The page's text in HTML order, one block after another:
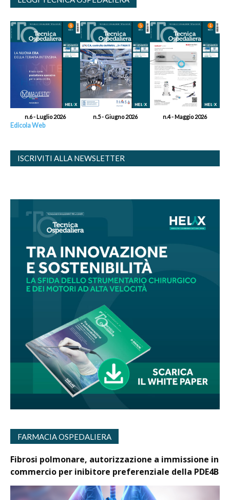
n.6 - Luglio 2026 n.5 - Giugno 2026 n.4 - Maggio 2026
Edicola Web
ISCRIVITI ALLA NEWSLETTER
FARMACIA OSPEDALIERA
Fibrosi polmonare, autorizzazione a immissione in
commercio per inibitore preferenziale della PDE4B